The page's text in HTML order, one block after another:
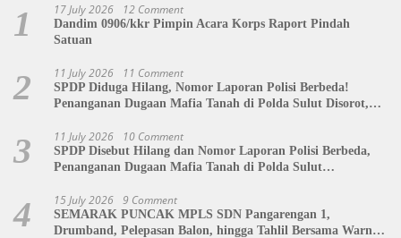
1 17 July 2026 12 Comment
Dandim 0906/kkr Pimpin Acara Korps Raport Pindah
Satuan
2 11 July 2026 11 Comment
SPDP Diduga Hilang, Nomor Laporan Polisi Berbeda!
Penanganan Dugaan Mafia Tanah di Polda Sulut Disorot,
3 11 July 2026 10 Comment
SPDP Disebut Hilang dan Nomor Laporan Polisi Berbeda,
Penanganan Dugaan Mafia Tanah di Polda Sulut
4 15 July 2026 9 Comment
SEMARAK PUNCAK MPLS SDN Pangarengan 1,
Drumband, Pelepasan Balon, hingga Tahlil Bersama Warnai